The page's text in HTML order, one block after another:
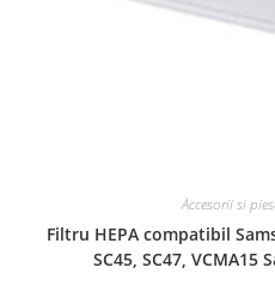
Accesorii si
Filtru HEPA compatibil
SC45, SC47, VCMA15